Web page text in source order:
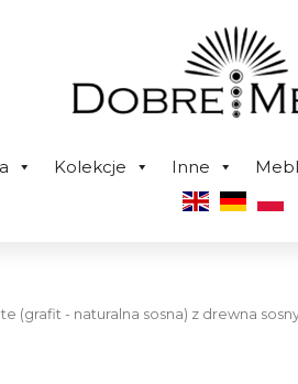
Kolekcje Inne
(grafit - naturalna sosna) z drewna